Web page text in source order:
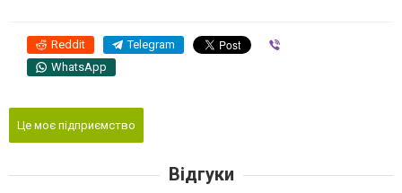
Reddit Telegram
WhatsApp
Це моє підприємство
Відгуки